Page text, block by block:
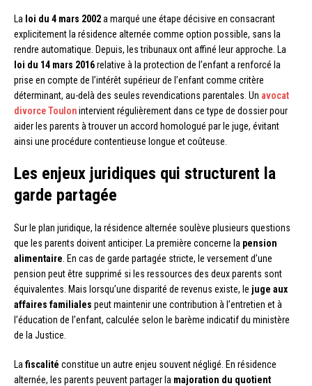
La loi du 4 mars 2002a marqué une étape décisive en consacrant
explicitement la résidence alternée comme option possible, sans la
rendre automatique. Depuis, les tribunaux ont affiné leur approche. La
loi du 14 mars 2016relative à la protection de l’enfant a renforcé la
prise en compte de l’intérêt supérieur de l’enfant comme critère
déterminant, au-delà des seules revendications parentales. Un avocat
divorce Toulonintervient régulièrement dans ce type de dossier pour
aider les parents à trouver un accord homologué par le juge, évitant
ainsi une procédure contentieuse longue et coûteuse.
Les enjeux juridiques qui structurent la
garde partagée
Sur le plan juridique, la résidence alternée soulève plusieurs questions
que les parents doivent anticiper. La première concerne la pension
alimentaire . En cas de garde partagée stricte, le versement d’une
pension peut être supprimé si les ressources des deux parents sont
équivalentes. Mais lorsqu’une disparité de revenus existe, le juge aux
affaires familiales peut maintenir une contribution à l’entretien et à
l’éducation de l’enfant, calculée selon le barème indicatif du ministère
de la Justice.
La fiscalité constitue un autre enjeu souvent négligé. En résidence
alternée, les parents peuvent partager la majoration du quotient